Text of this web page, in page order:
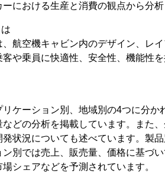
における生産と消費の観点から分析
航空機キャビン内のデザイン、レ
や乗員に快適性、安全性、機能性
ケーション別、地域別の4つに分か
どの分析を掲載しています。また
状況についても述べています。製
別では売上、販売量、価格に基づ
シェアなどを予測されています。